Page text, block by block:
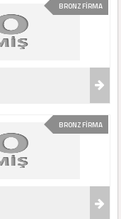
BRONZ FİRMA
BRONZ FİRMA